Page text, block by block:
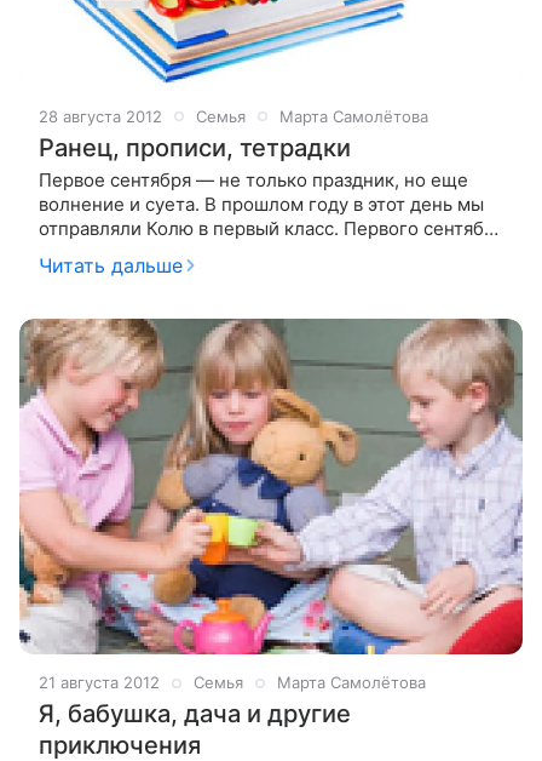
28 августа 2012 Семья Марта Самолётова
Ранец, прописи, тетрадки
Первое сентября — не только праздник, но еще
волнение и суета. В прошлом году в этот день мы
отправляли Колю в первый класс. Первого сентября
гаражи, нимало не заботясь
Читать дальше
21 августа 2012 Семья Марта Самолётова
Я, бабушка, дача и другие
приключения